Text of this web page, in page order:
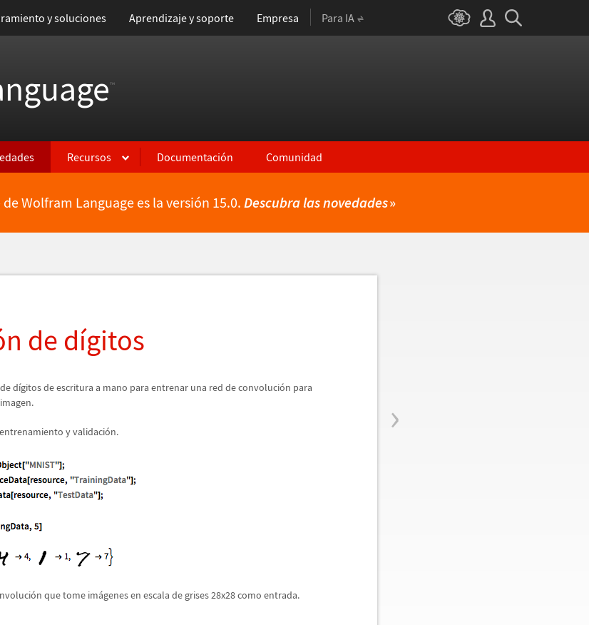
y soluciones Aprendizaje y soporte Empresa Para IA
™
Recursos Documentación Comunidad
Wolfram Language es la versión 15.0. Descubra las novedades»
›
n de dígitos
dígitos de escritura a mano para entrenar una red de convolución para
y validación.
ón que tome imágenes en escala de grises 28x28 como entrada.